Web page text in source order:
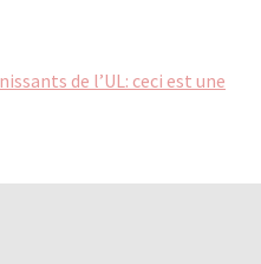
de l’UL: ceci est une